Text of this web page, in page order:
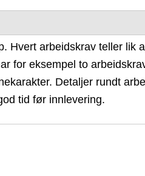
Hvert arbeidskrav teller lik
for eksempel to
Detaljer rundt
tid før innlevering.